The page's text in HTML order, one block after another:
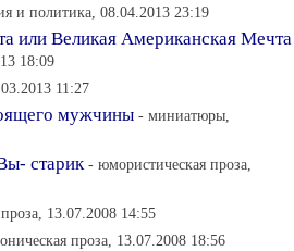
и политика, 08.04.2013 23:19
или Великая Американская Мечта
18:09
11:27
мужчины - миниатюры,
старик - юмористическая проза,
13.07.2008 14:55
проза, 13.07.2008 18:56